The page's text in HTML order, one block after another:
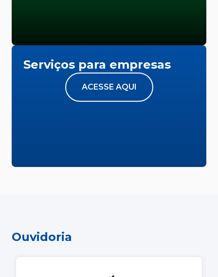
Serviços para empresas
ACESSE AQUI
Ouvidoria